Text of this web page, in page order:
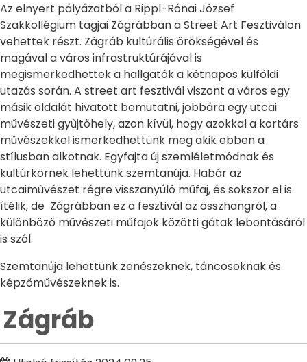
Az elnyert pályázatból a Rippl-Rónai József
Szakkollégium tagjai Zágrábban a Street Art Fesztiválon
vehettek részt. Zágráb kultúrális örökségével és
magával a város infrastruktúrájával is
megismerkedhettek a hallgatók a kétnapos külföldi
utazás során. A street art fesztivál viszont a város egy
másik oldalát hivatott bemutatni, jobbára egy utcai
művészeti gyűjtőhely, azon kívül, hogy azokkal a kortárs
művészekkel ismerkedhettünk meg akik ebben a
stílusban alkotnak. Egyfajta új szemléletmódnak és
kultúrkörnek lehettünk szemtanúja. Habár az
utcaiművészet régre visszanyúló műfaj, és sokszor el is
ítélik, de Zágrábban ez a fesztivál az összhangról, a
különböző művészeti műfajok közötti gátak lebontásáról
is szól.
Szemtanúja lehettünk zenészeknek, táncosoknak és
képzőművészeknek is.
Zágráb